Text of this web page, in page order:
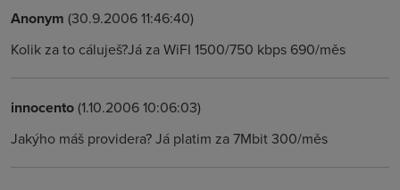
Anonym (30.9.2006 11:46:40)
Kolik za to cáluješ?Já za WiFI 1500/750 kbps 690/měs
innocento(1.10.2006 10:06:03)
Jakýho máš providera? Já platim za 7Mbit 300/měs